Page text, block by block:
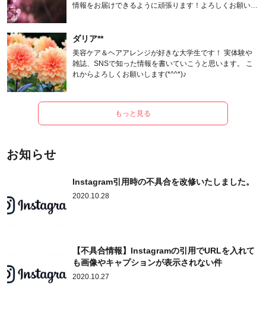
情報をお届けできるように頑張ります！よろしくお願いし
ダリア**
美容ケア＆ヘアアレンジが好きな大学生です！ 実体験や
雑誌、SNSで知った情報を書いていこうと思います。 こ
れからよろしくお願いします(*^^*)♪
もっと見る
お知らせ
Instagram引用時の不具合を改修いたしました。
2020.10.28
【不具合情報】Instagramの引用でURLを入れて
も画像やキャプションが表示されない件
2020.10.27